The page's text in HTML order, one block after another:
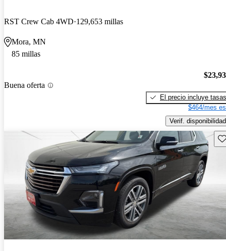
RST Crew Cab 4WD 129,653 millas
Mora, MN
85 millas
Buena oferta
El precio incluye tasas
$464/mes
Verif. disponibilidad